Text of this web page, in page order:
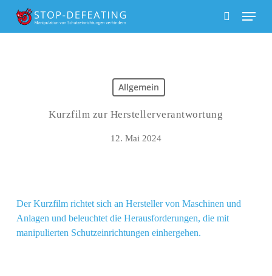
main
Menu
Allgemein
Kurzfilm zur Herstellerverantwortung
12. Mai 2024
Der Kurzfilm richtet sich an Hersteller von Maschinen und
Anlagen und beleuchtet die Herausforderungen, die mit
manipulierten Schutzeinrichtungen einhergehen.